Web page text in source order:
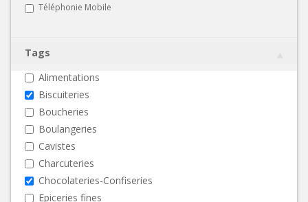
Téléphonie Mobile
Tags
Alimentations
Biscuiteries
Boucheries
Boulangeries
Cavistes
Charcuteries
Chocolateries-Confiseries
Epiceries fines